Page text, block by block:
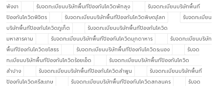
พังงา
รับจดทะเบียนบริษัทพื้นทีป้องกันโควิดพัทลุง
รับจดทะเบียนบริษัทพื้นที
ป้องกันโควิดพิจิตร
รับจดทะเบียนบริษัทพื้นทีป้องกันโควิดพิษณุโลก
รับจดทะเบียน
บริษัทพื้นทีป้องกันโควิดภูเก็ต
รับจดทะเบียนบริษัทพื้นทีป้องกันโควิด
มหาสารคาม
รับจดทะเบียนบริษัทพื้นทีป้องกันโควิดมุกดาหาร
รับจดทะเบียนบริษัท
พื้นทีป้องกันโควิดยโสธร
รับจดทะเบียนบริษัทพื้นทีป้องกันโควิดระนอง
รับจด
ทะเบียนบริษัทพื้นทีป้องกันโควิดร้อยเอ็ด
รับจดทะเบียนบริษัทพื้นทีป้องกันโควิด
ลำปาง
รับจดทะเบียนบริษัทพื้นทีป้องกันโควิดลำพูน
รับจดทะเบียนบริษัทพื้นที
ป้องกันโควิดศรีสะเกษ
รับจดทะเบียนบริษัทพื้นทีป้องกันโควิดสกลนคร
รับจด